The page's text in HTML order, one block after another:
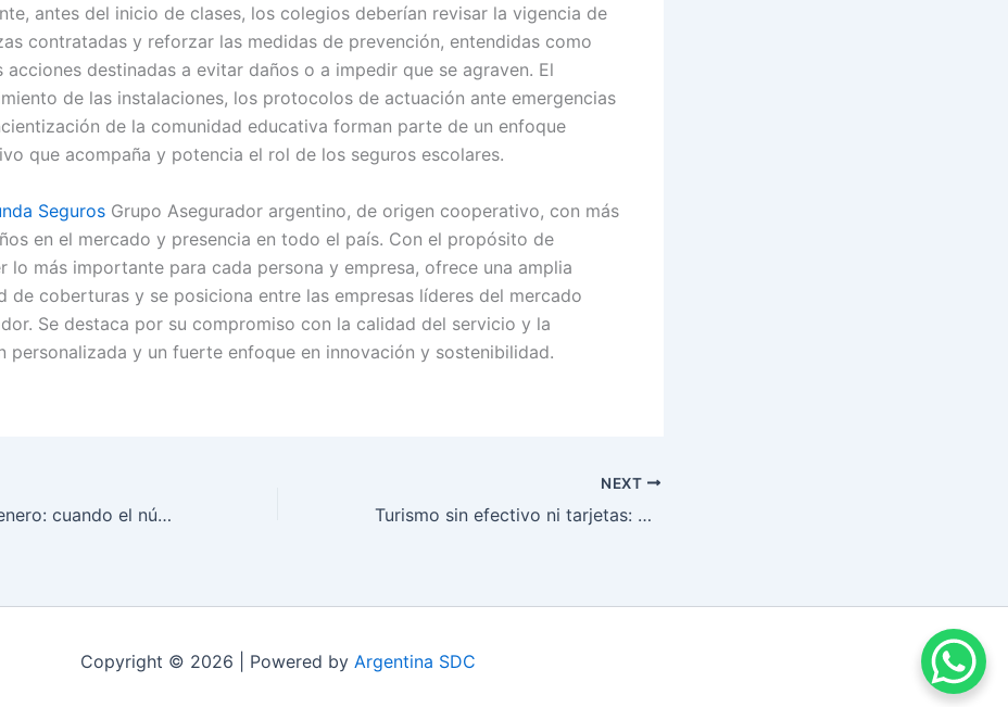
antes del inicio de clases, los colegios deberían revisar la vigencia de
contratadas y reforzar las medidas de prevención, entendidas como
acciones destinadas a evitar daños o a impedir que se agraven. El
de las instalaciones, los protocolos de actuación ante emergencias
de la comunidad educativa forman parte de un enfoque
que acompaña y potencia el rol de los seguros escolares.
Seguros Grupo Asegurador argentino, de origen cooperativo, con más
en el mercado y presencia en todo el país. Con el propósito de
lo más importante para cada persona y empresa, ofrece una amplia
de coberturas y se posiciona entre las empresas líderes del mercado
Se destaca por su compromiso con la calidad del servicio y la
personalizada y un fuerte enfoque en innovación y sostenibilidad.
Inflación de enero: cuando el número refleja más el pasado que el presente
NEXT
Turismo sin efectivo ni tarjetas: pagar con QR cripto, la nueva experiencia para viajeros
Copyright © 2026 | Powered by Argentina SDC